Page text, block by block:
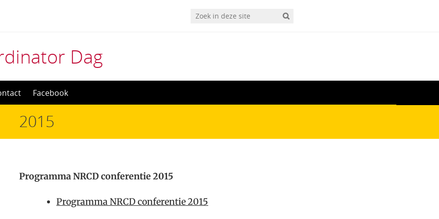
Dag
Facebook
2015
Programma NRCD conferentie 2015
Programma NRCD conferentie 2015